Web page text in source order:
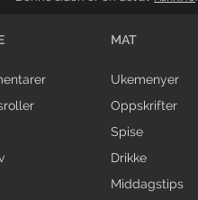
MAT
Ukemenyer
Oppskrifter
Spise
Drikke
Middagstips